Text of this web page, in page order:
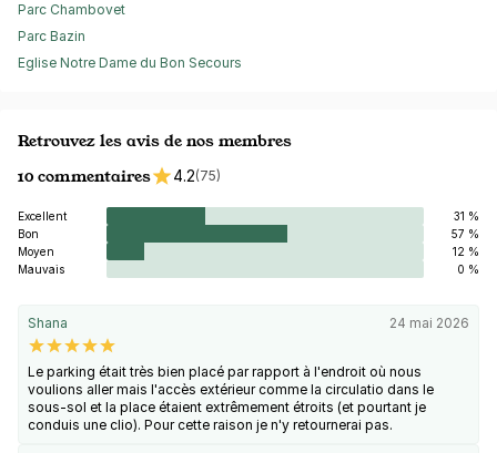
Parc Chambovet
Parc Bazin
Eglise Notre Dame du Bon Secours
Retrouvez les avis de nos membres
10 commentaires
4.2(75)
Excellent
31 %
Bon
57 %
Moyen
12 %
Mauvais
0 %
Shana 24 mai 2026
Le parking était très bien placé par rapport à l'endroit où nous
voulions aller mais l'accès extérieur comme la circulatio dans le
sous-sol et la place étaient extrêmement étroits (et pourtant je
conduis une clio). Pour cette raison je n'y retournerai pas.